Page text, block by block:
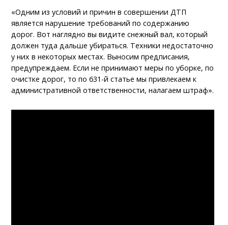
«Одним из условий и причин в совершении ДТП
является нарушение требований по содержанию
дорог. Вот наглядно вы видите снежный вал, который
должен туда дальше убираться. Техники недостаточно
у них в некоторых местах. Выносим предписания,
предупреждаем. Если не принимают меры по уборке, по
очистке дорог, то по 631-й статье мы привлекаем к
административной ответственности, налагаем штраф».